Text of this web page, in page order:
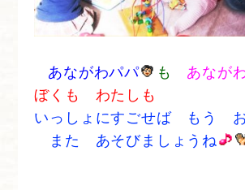
あながわパパ も あなが
ぼくも わたしも
いっしょにすごせば もう
また あそびましょうね